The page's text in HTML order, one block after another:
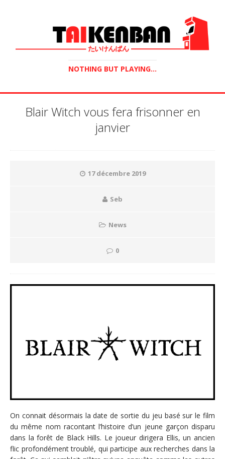
NOTHING BUT PLAYING...
Blair Witch vous fera frisonner en
janvier
17 décembre 2019
Seb
News
0
On connait désormais la date de sortie du jeu basé sur le film
du même nom racontant l’histoire d’un jeune garçon disparu
dans la forêt de Black Hills. Le joueur dirigera Ellis, un ancien
flic profondément troublé, qui participe aux recherches dans la